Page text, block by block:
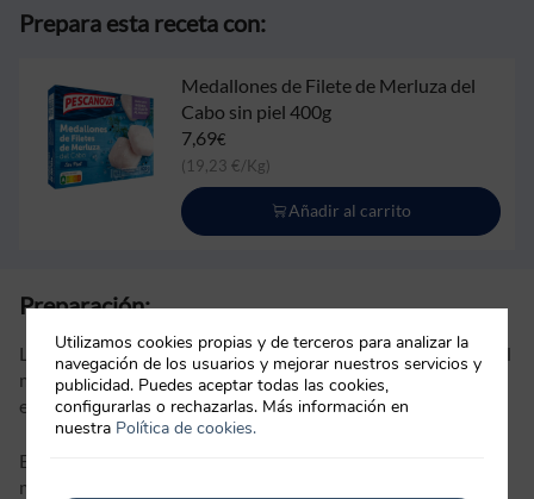
Prepara esta receta con:
Medallones de Filete de Merluza del
Cabo sin piel 400g
7,69€
(19,23 €/Kg)
Añadir al carrito
Preparación:
Los medallones de filete de merluza se pueden preparar en el
microondas en la propia bolsita, de forma rápida y limpia. En
este caso se han utilizadomedallones de filete de merluza
En cada envase figuran los tiempos de preparación. Los
medallones (tras pinchar varias veces cada bolsa individual)
Utilizamos cookies propias y de terceros para analizar la
navegación de los usuarios y mejorar nuestros servicios y
publicidad. Puedes aceptar todas las cookies,
configurarlas o rechazarlas. Más información en
nuestra Política de cookies.